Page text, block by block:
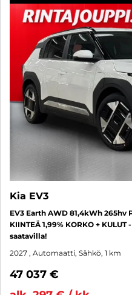
Kia EV3
EV3 Earth AWD 81,4kWh
KIINTEÄ 1,99% KORKO +
saatavilla!
2027 , Automaatti, Sähkö, 1 km
47 037 €